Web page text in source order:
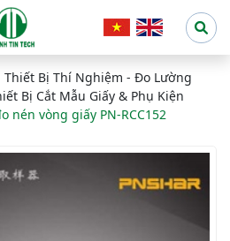
Thiết Bị Thí Nghiệm - Đo Lường
Bị Cắt Mẫu Giấy & Phụ Kiện
nén vòng giấy PN-RCC152